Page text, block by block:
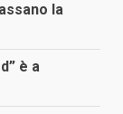
la
è a